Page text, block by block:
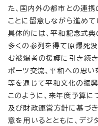
た、国内外の都市との連
ことに留意しながら進めて
具体的には、平和記念式
多くの参列を得て原爆死
む被爆者の援護に引き続
ポーツ交流、平和への思
等を通じて平和文化の振興
このように、来年度予算
及び財政運営方針に基づ
意を用いるとともに、デジ